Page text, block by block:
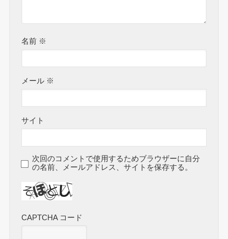
名前 ※
メール ※
サイト
次回のコメントで使用するためブラウザーに自分
の名前、メールアドレス、サイトを保存する。
CAPTCHA コード